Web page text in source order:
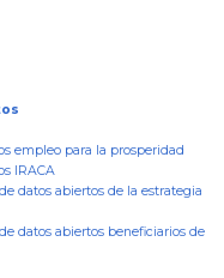
empleo para la prosperidad
IRACA
datos abiertos de la estrategia
datos abiertos beneficiarios de